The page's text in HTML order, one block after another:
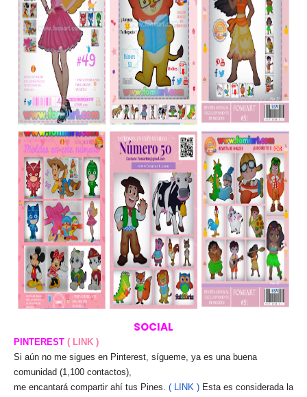
SOCIAL
PINTEREST ( LINK )
Si aún no me sigues en Pinterest, sígueme, ya es una buena
comunidad (1,100 contactos),
me encantará compartir ahí tus Pines. ( LINK ) Esta es considerada la